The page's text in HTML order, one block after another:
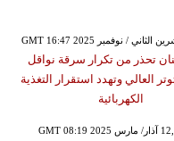
تحذر من تكرار سرقة نواقل
العالي وتهدد استقرار التغذية
الكهربائية